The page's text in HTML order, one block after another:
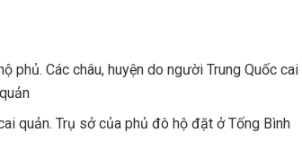
phủ. Các châu, huyện do người Trung Quốc cai
quản. Trụ sở của phủ đô hộ đặt ở Tống Bình